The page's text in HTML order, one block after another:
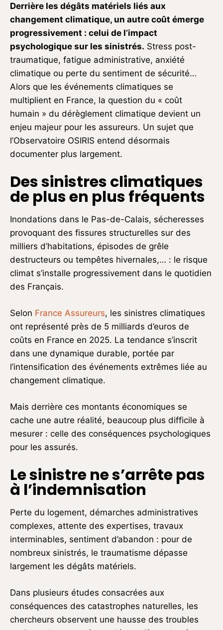
Derrière les dégâts matériels liés aux
changement climatique, un autre coût émerge
progressivement : celui de l’impact
psychologique sur les sinistrés. Stress post-
traumatique, fatigue administrative, anxiété
climatique ou perte du sentiment de sécurité…
Alors que les événements climatiques se
multiplient en France, la question du « coût
humain » du dérèglement climatique devient un
enjeu majeur pour les assureurs. Un sujet que
l’Observatoire OSIRIS entend désormais
documenter plus largement.
Des sinistres climatiques
de plus en plus fréquents
Inondations dans le Pas-de-Calais, sécheresses
provoquant des fissures structurelles sur des
milliers d’habitations, épisodes de grêle
destructeurs ou tempêtes hivernales,… : le risque
climat s’installe progressivement dans le quotidien
des Français.
Selon France Assureurs, les sinistres climatiques
ont représenté près de 5 milliards d’euros de
coûts en France en 2025. La tendance s’inscrit
dans une dynamique durable, portée par
l’intensification des événements extrêmes liée au
changement climatique.
Mais derrière ces montants économiques se
cache une autre réalité, beaucoup plus difficile à
mesurer : celle des conséquences psychologiques
pour les assurés.
Le sinistre ne s’arrête pas
à l’indemnisation
Perte du logement, démarches administratives
complexes, attente des expertises, travaux
interminables, sentiment d’abandon : pour de
nombreux sinistrés, le traumatisme dépasse
largement les dégâts matériels.
Dans plusieurs études consacrées aux
conséquences des catastrophes naturelles, les
chercheurs observent une hausse des troubles